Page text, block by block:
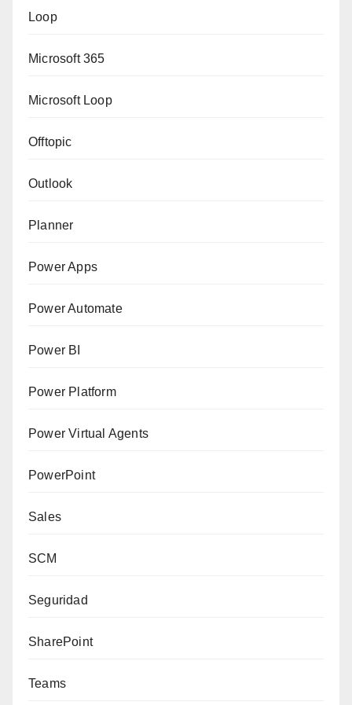
Loop
Microsoft 365
Microsoft Loop
Offtopic
Outlook
Planner
Power Apps
Power Automate
Power BI
Power Platform
Power Virtual Agents
PowerPoint
Sales
SCM
Seguridad
SharePoint
Teams